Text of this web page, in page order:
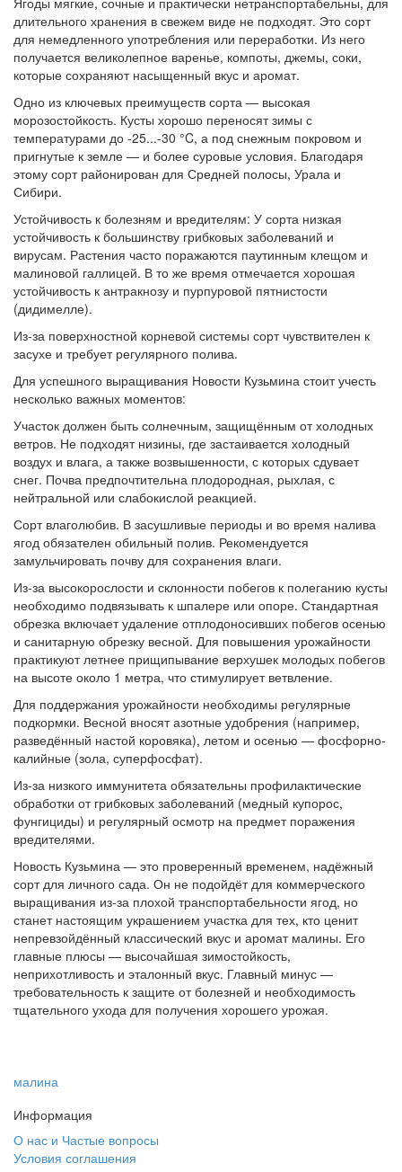
длительного хранения в свежем виде не подходят. Это сорт
для немедленного употребления или переработки. Из него
получается великолепное варенье, компоты, джемы, соки,
которые сохраняют насыщенный вкус и аромат.
Одно из ключевых преимуществ сорта — высокая
морозостойкость. Кусты хорошо переносят зимы с
температурами до -25...-30 °C, а под снежным покровом и
пригнутые к земле — и более суровые условия. Благодаря
этому сорт районирован для Средней полосы, Урала и
Сибири.
Устойчивость к болезням и вредителям: У сорта низкая
устойчивость к большинству грибковых заболеваний и
вирусам. Растения часто поражаются паутинным клещом и
малиновой галлицей. В то же время отмечается хорошая
устойчивость к антракнозу и пурпуровой пятнистости
(дидимелле).
Из-за поверхностной корневой системы сорт чувствителен к
засухе и требует регулярного полива.
Для успешного выращивания Новости Кузьмина стоит учесть
несколько важных моментов:
Участок должен быть солнечным, защищённым от холодных
ветров. Не подходят низины, где застаивается холодный
воздух и влага, а также возвышенности, с которых сдувает
снег. Почва предпочтительна плодородная, рыхлая, с
нейтральной или слабокислой реакцией.
Сорт влаголюбив. В засушливые периоды и во время налива
ягод обязателен обильный полив. Рекомендуется
замульчировать почву для сохранения влаги.
Из-за высокорослости и склонности побегов к полеганию кусты
необходимо подвязывать к шпалере или опоре. Стандартная
обрезка включает удаление отплодоносивших побегов осенью
и санитарную обрезку весной. Для повышения урожайности
практикуют летнее прищипывание верхушек молодых побегов
на высоте около 1 метра, что стимулирует ветвление.
Для поддержания урожайности необходимы регулярные
подкормки. Весной вносят азотные удобрения (например,
разведённый настой коровяка), летом и осенью — фосфорно-
калийные (зола, суперфосфат).
Из-за низкого иммунитета обязательны профилактические
обработки от грибковых заболеваний (медный купорос,
фунгициды) и регулярный осмотр на предмет поражения
вредителями.
Новость Кузьмина — это проверенный временем, надёжный
сорт для личного сада. Он не подойдёт для коммерческого
выращивания из-за плохой транспортабельности ягод, но
станет настоящим украшением участка для тех, кто ценит
непревзойдённый классический вкус и аромат малины. Его
главные плюсы — высочайшая зимостойкость,
неприхотливость и эталонный вкус. Главный минус —
требовательность к защите от болезней и необходимость
тщательного ухода для получения хорошего урожая.
малина
Информация
О нас и Частые вопросы
Условия соглашения